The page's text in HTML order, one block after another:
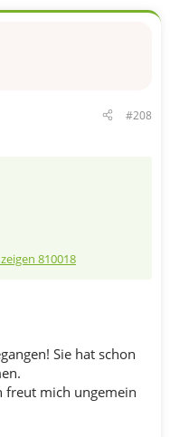
#208
810018
Sie hat schon
freut mich ungemein